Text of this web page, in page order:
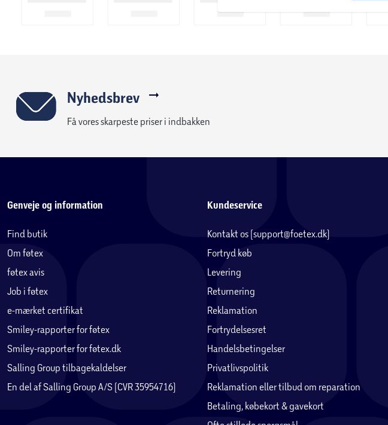
Nyhedsbrev
Få vores skarpeste priser i indbakken
Genveje og information
Find butik
Om føtex
føtex avis
Job i føtex
e-mærket certifikat
Smiley-rapporter for føtex
Smiley-rapporter for føtex.dk
Salling Group tilbagekaldelser
En del af Salling Group A/S (CVR 35954716)
Kundeservice
Kontakt os (support@foetex.dk)
Fortryd køb
Levering
Returnering
Reklamation
Fortrydelsesret
Handelsbetingelser
Privatlivspolitik
Reklamation eller tilbud om reparation
Betaling, købekort & gavekort